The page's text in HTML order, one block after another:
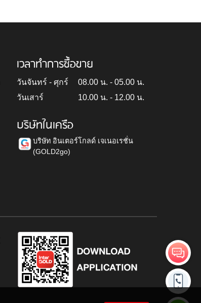
เวลาทำการซื้อขาย
วันจันทร์ - ศุกร์
08.00 น. - 05.00 น.
วันเสาร์
10.00 น. - 12.00 น.
บริษัทในเครือ
บริษัท อินเตอร์โกลด์ เจเนอเรชั่น
(GOLD2go)